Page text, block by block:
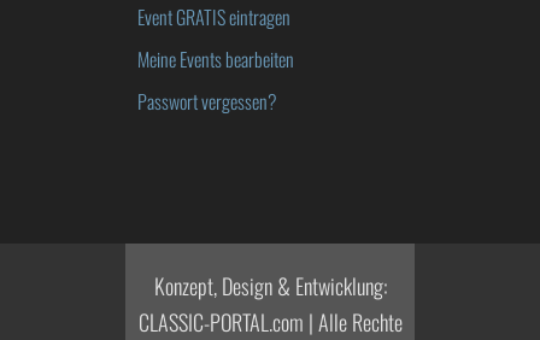
Event GRATIS eintragen
Meine Events bearbeiten
Passwort vergessen?
Konzept, Design & Entwicklung:
CLASSIC-PORTAL.com | Alle Rechte